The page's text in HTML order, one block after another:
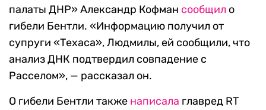
палаты ДНР» Александр Кофман сообщил о
гибели Бентли. «Информацию получил от
супруги «Техаса», Людмилы, ей сообщили, что
анализ ДНК подтвердил совпадение с
Расселом», — рассказал он.
О гибели Бентли также написала главред RT